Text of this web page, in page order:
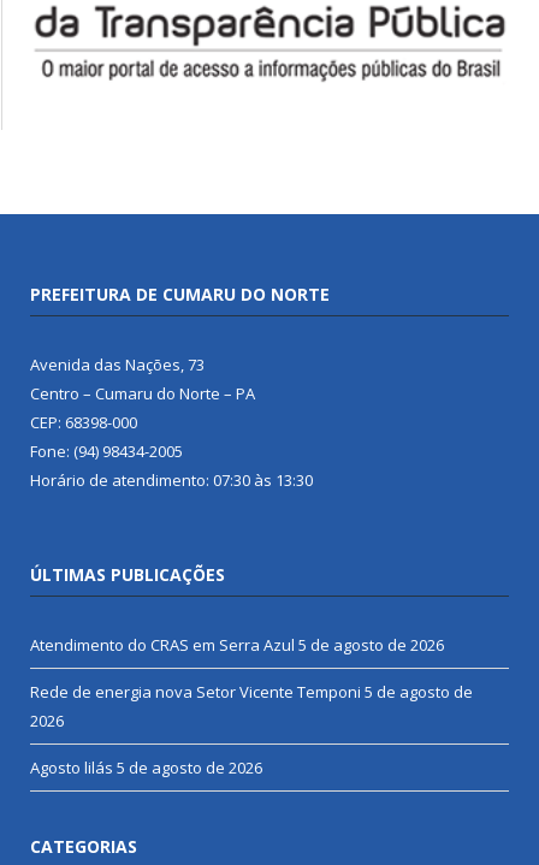
PREFEITURA DE CUMARU DO NORTE
Avenida das Nações, 73
Centro – Cumaru do Norte – PA
CEP: 68398-000
Fone: (94) 98434-2005
Horário de atendimento: 07:30 às 13:30
ÚLTIMAS PUBLICAÇÕES
Atendimento do CRAS em Serra Azul 5 de agosto de 2026
Rede de energia nova Setor Vicente Temponi 5 de agosto de
2026
Agosto lilás 5 de agosto de 2026
CATEGORIAS